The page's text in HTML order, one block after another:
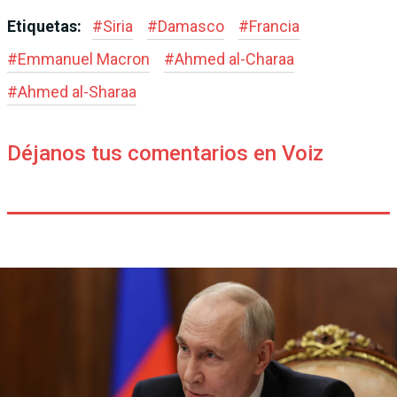
Etiquetas: #Siria #Damasco #Francia
#Emmanuel Macron #Ahmed al-Charaa
#Ahmed al-Sharaa
Déjanos tus comentarios en Voiz